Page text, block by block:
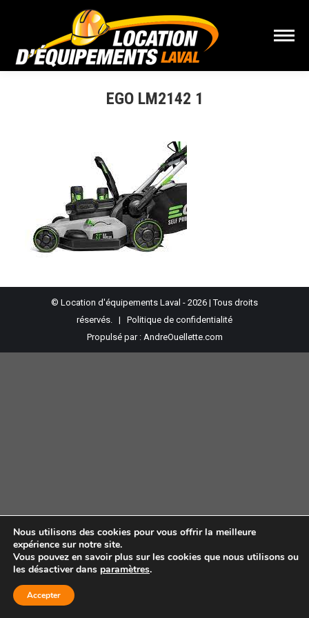
EGO LM2142 1
© Location d'équipements Laval - 2026 | Tous droits
réservés. | Politique de confidentialité
Propulsé par : AndreOuellette.com
Nous utilisons des cookies pour vous offrir la meilleure
expérience sur notre site.
Vous pouvez en savoir plus sur les cookies que nous utilisons ou
les désactiver dans paramètres.
Accepter